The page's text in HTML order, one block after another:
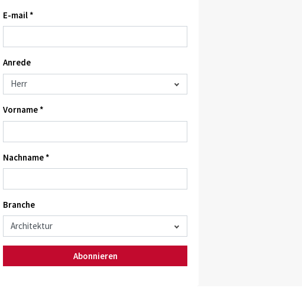
E-mail *
Anrede
Vorname *
Nachname *
Branche
Abonnieren